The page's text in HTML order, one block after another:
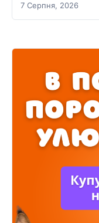
7 Серпня, 2026